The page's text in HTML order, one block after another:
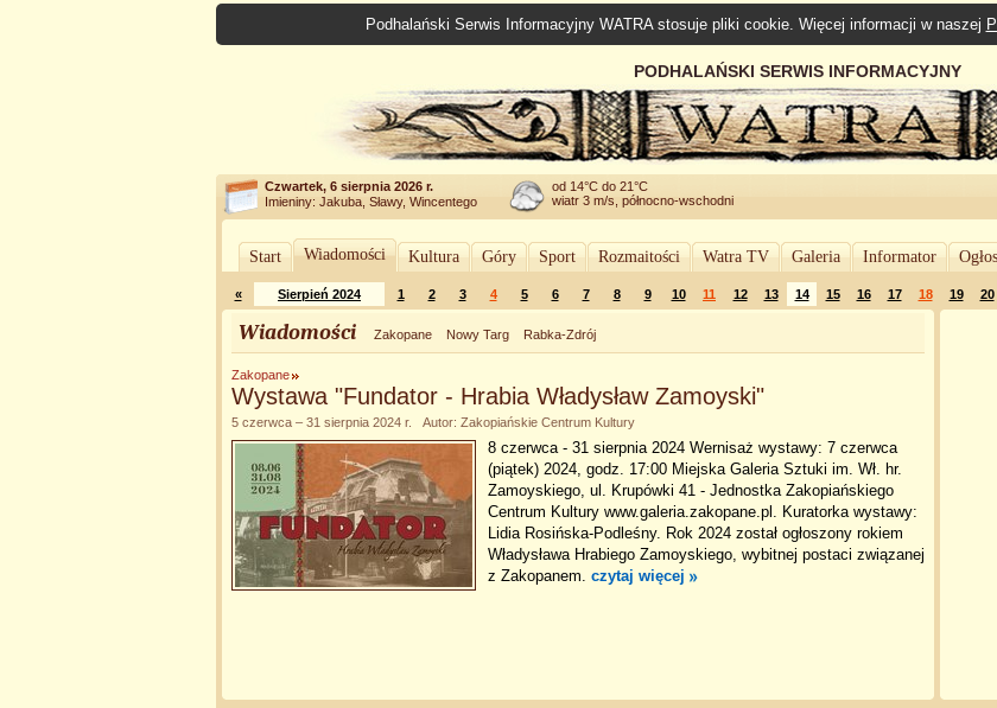
Podhalański Serwis Informacyjny WATRA stosuje pliki cookie. Więcej informacji w naszej
PODHALAŃSKI SERWIS INFORMACYJNY
Czwartek, 6 sierpnia 2026 r.
Imieniny: Jakuba, Sławy, Wincentego
od 14°C do 21°C
wiatr 3 m/s, północno-wschodni
Start Wiadomości Kultura Góry Sport Rozmaitości Watra TV Galeria Informator
« Sierpień 2024 1 2 3 4 5 6 7 8 9 10 11 12 13 14 15 16 17 18 19 20
Wiadomości Zakopane Nowy Targ Rabka-Zdrój
Zakopane
Wystawa "Fundator - Hrabia Władysław Zamoyski"
5 czerwca – 31 sierpnia 2024 r. Autor: Zakopiańskie Centrum Kultury
8 czerwca - 31 sierpnia 2024 Wernisaż wystawy: 7 czerwca
(piątek) 2024, godz. 17:00 Miejska Galeria Sztuki im. Wł. hr.
Zamoyskiego, ul. Krupówki 41 - Jednostka Zakopiańskiego
Centrum Kultury www.galeria.zakopane.pl. Kuratorka wystawy:
Lidia Rosińska-Podleśny. Rok 2024 został ogłoszony rokiem
Władysława Hrabiego Zamoyskiego, wybitnej postaci związanej
z Zakopanem. czytaj więcej